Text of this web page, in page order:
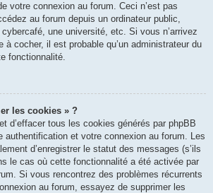
votre connexion au forum. Ceci n’est pas
au forum depuis un ordinateur public,
une université, etc. Si vous n’arrivez
à cocher, il est probable qu’un administrateur du
fonctionnalité.
les cookies » ?
d’effacer tous les cookies générés par phpBB
authentification et votre connexion au forum. Les
d’enregistrer le statut des messages (s’ils
le cas où cette fonctionnalité a été activée par
Si vous rencontrez des problèmes récurrents
au forum, essayez de supprimer les